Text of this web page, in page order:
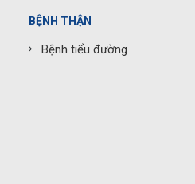
BỆNH THẬN
Bệnh tiểu đường